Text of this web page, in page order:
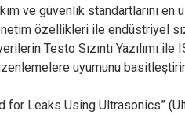
ve güvenlik standartlarını en
özellikleri ile endüstriyel
Testo Sızıntı Yazılımı
uyumunu
Leaks Using Ultrasonics”